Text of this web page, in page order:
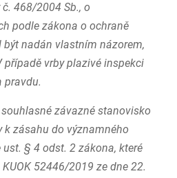
468/2004 Sb., o
podle zákona o ochraně
být nadán vlastním názorem,
případě vrby plazivé inspekci
pravdu.
závazné stanovisko
k zásahu do významného
§ 4 odst. 2 zákona, které
52446/2019 ze dne 22.